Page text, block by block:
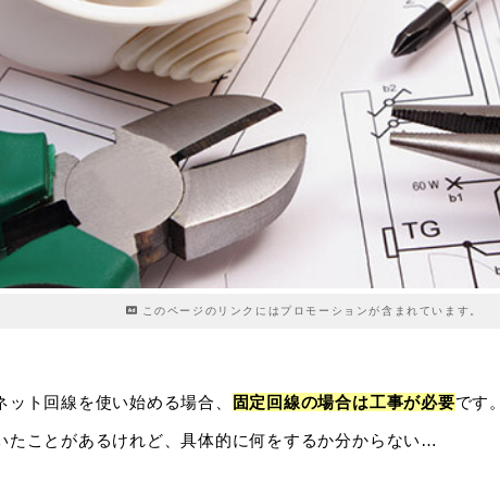
このページのリンクにはプロモーションが含まれています。
ット回線を使い始める場合、 固定回線の場合は工事が必要です
たことがあるけれど、具体的に何をするか分からない…